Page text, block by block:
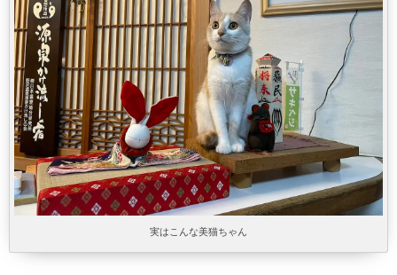
実はこんな美猫ちゃん